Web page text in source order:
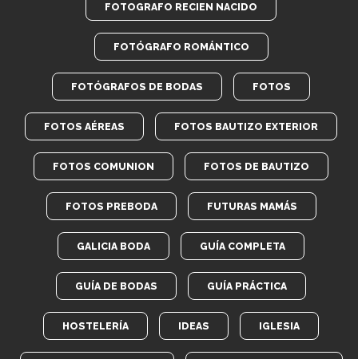
FOTOGRAFO RECIEN NACIDO
FOTÓGRAFO ROMÁNTICO
FOTÓGRAFOS DE BODAS FOTOS
FOTOS AÉREAS FOTOS BAUTIZO EXTERIOR
FOTOS COMUNION FOTOS DE BAUTIZO
FOTOS PREBODA FUTURAS MAMÁS
GALICIA BODA GUÍA COMPLETA
GUÍA DE BODAS GUÍA PRÁCTICA
HOSTELERÍA IDEAS IGLESIA